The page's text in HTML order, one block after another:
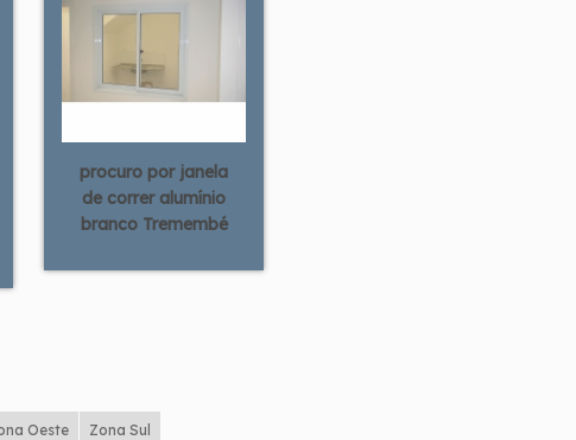
procuro por janela
de correr alumínio
branco Tremembé
Oeste Zona Sul